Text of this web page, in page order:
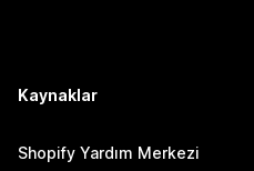
Kaynaklar
Shopify Yardım Merkezi